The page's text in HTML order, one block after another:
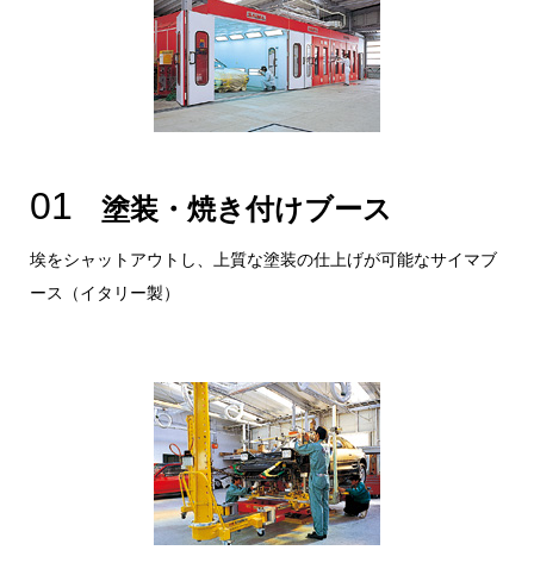
01 塗装・焼き付けブース
埃をシャットアウトし、上質な塗装の仕上げが可能なサイマブ
ース（イタリー製）